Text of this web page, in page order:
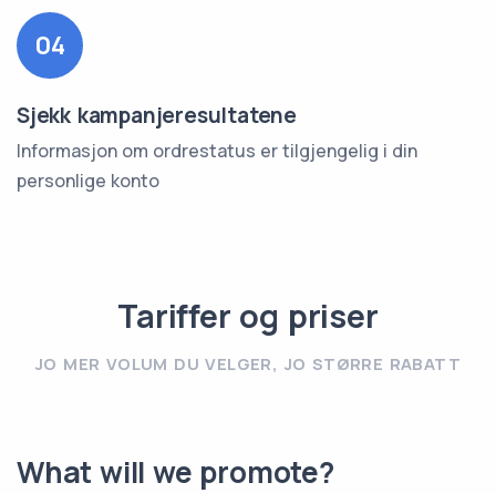
04
Sjekk kampanjeresultatene
Informasjon om ordrestatus er tilgjengelig i din
personlige konto
Tariffer og priser
JO MER VOLUM DU VELGER, JO STØRRE RABATT
What will we promote?